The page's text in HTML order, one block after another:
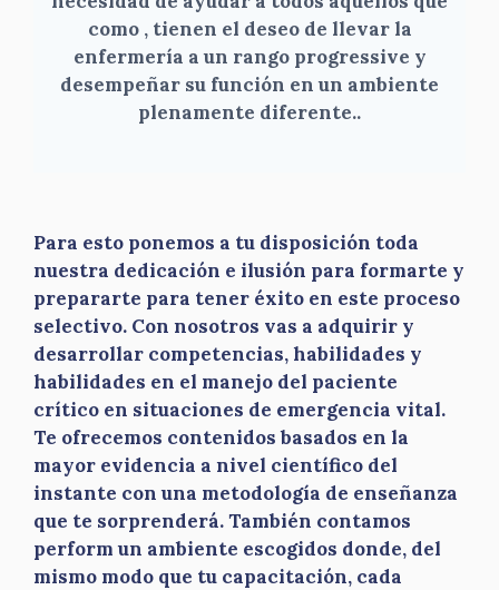
como , tienen el deseo de llevar la
enfermería a un rango progressive y
desempeñar su función en un ambiente
plenamente diferente..
Para esto ponemos a tu disposición toda
nuestra dedicación e ilusión para formarte y
prepararte para tener éxito en este proceso
selectivo. Con nosotros vas a adquirir y
desarrollar competencias, habilidades y
habilidades en el manejo del paciente
crítico en situaciones de emergencia vital.
Te ofrecemos contenidos basados en la
mayor evidencia a nivel científico del
instante con una metodología de enseñanza
que te sorprenderá. También contamos
perform un ambiente escogidos donde, del
mismo modo que tu capacitación, cada